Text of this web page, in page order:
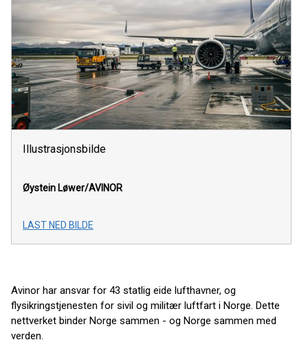
Illustrasjonsbilde
Øystein Løwer/AVINOR
LAST NED BILDE
Avinor har ansvar for 43 statlig eide lufthavner, og
flysikringstjenesten for sivil og militær luftfart i Norge. Dette
nettverket binder Norge sammen - og Norge sammen med
verden.